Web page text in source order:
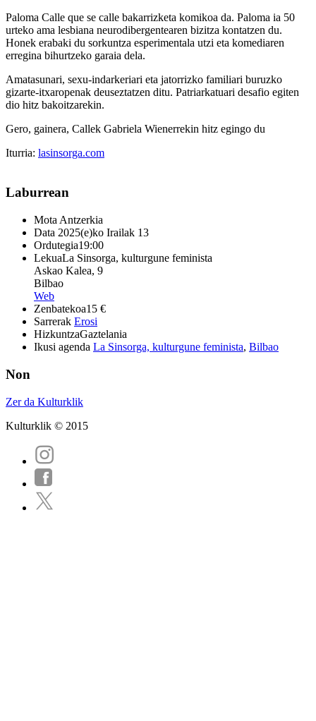
Paloma Calle que se calle bakarrizketa komikoa da. Paloma ia 50
urteko ama lesbiana neurodibergentearen bizitza kontatzen du.
Honek erabaki du sorkuntza esperimentala utzi eta komediaren
erregina bihurtzeko garaia dela.
Amatasunari, sexu-indarkeriari eta jatorrizko familiari buruzko
gizarte-itxaropenak deuseztatzen ditu. Patriarkatuari desafio egiten
dio hitz bakoitzarekin.
Gero, gainera, Callek Gabriela Wienerrekin hitz egingo du
Iturria: lasinsorga.com
Laburrean
Mota Antzerkia
Data 2025(e)ko Irailak 13
Ordutegia19:00
LekuaLa Sinsorga, kulturgune feminista
Askao Kalea, 9
Bilbao
Web
Zenbatekoa15 €
Sarrerak Erosi
HizkuntzaGaztelania
Ikusi agenda La Sinsorga, kulturgune feminista, Bilbao
Non
Zer da Kulturklik
Kulturklik © 2015